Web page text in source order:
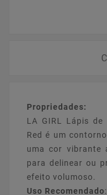
Propriedades:
LA GIRL Lápis de
Red é um
uma cor vibrante
para delinear ou
efeito volumoso.
Uso Recomendado: